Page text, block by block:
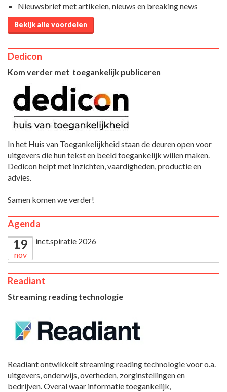
Nieuwsbrief met artikelen, nieuws en breaking news
Bekijk alle voordelen
Dedicon
Kom verder met toegankelijk publiceren
In het Huis van Toegankelijkheid staan de deuren open voor
uitgevers die hun tekst en beeld toegankelijk willen maken.
Dedicon helpt met inzichten, vaardigheden, productie en
advies.
Samen komen we verder!
Agenda
19
nov
inct.spiratie 2026
Readiant
Streaming reading technologie
Readiant ontwikkelt streaming reading technologie voor o.a.
uitgevers, onderwijs, overheden, zorginstellingen en
bedrijven. Overal waar informatie toegankelijk,